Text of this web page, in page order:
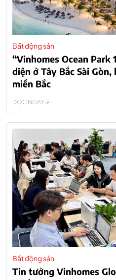
Bất động sản
“Vinhomes Ocean Park
diện ở Tây Bắc Sài
miền Bắc
ĐỌC NGAY
Bất động sản
Tin tưởng Vinhomes